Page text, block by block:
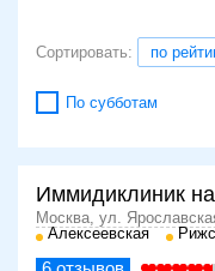
Сортировать: по
По субботам
Иммидиклиник
Москва, ул.
Алексеевская